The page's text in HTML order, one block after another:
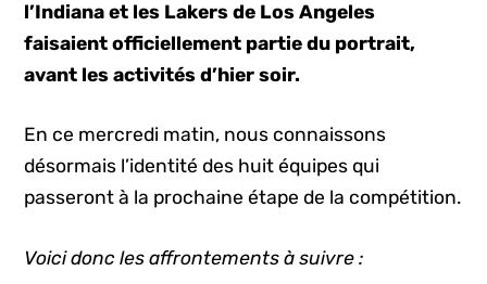
l’Indiana et les Lakers de Los Angeles
faisaient officiellement partie du portrait,
avant les activités d’hier soir.
En ce mercredi matin, nous connaissons
désormais l’identité des huit équipes qui
passeront à la prochaine étape de la compétition.
Voici donc les affrontements à suivre :